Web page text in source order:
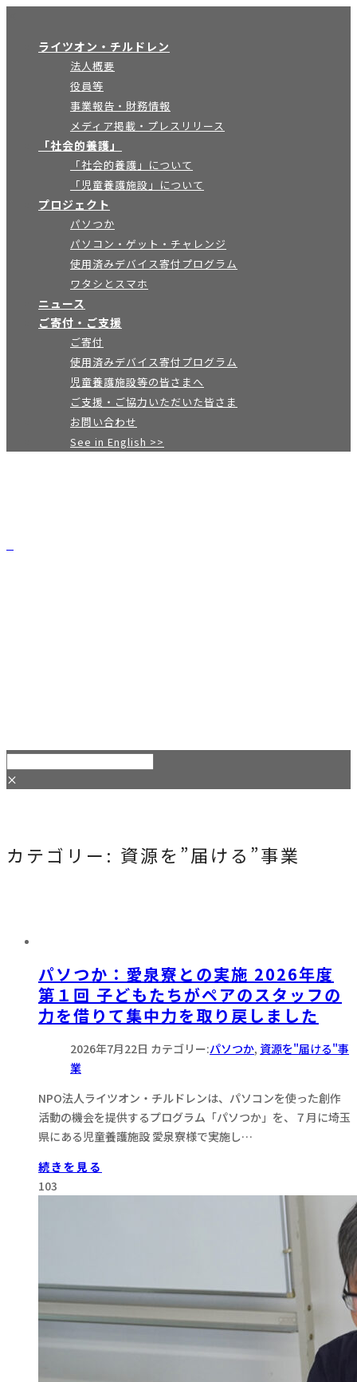
ライツオン・チルドレン
法人概要
役員等
事業報告・財務情報
メディア掲載・プレスリリース
「社会的養護」
「社会的養護」について
「児童養護施設」について
プロジェクト
パソつか
パソコン・ゲット・チャレンジ
使用済みデバイス寄付プログラム
ワタシとスマホ
ニュース
ご寄付・ご支援
ご寄付
使用済みデバイス寄付プログラム
児童養護施設等の皆さまへ
ご支援・ご協力いただいた皆さま
お問い合わせ
See in English >>
×
カテゴリー: 資源を”届ける”事業
パソつか：愛泉寮との実施 2026年度
第１回 子どもたちがペアのスタッフの
力を借りて集中力を取り戻しました
2026年7月22日 カテゴリー:パソつか, 資源を"届ける"事
業
NPO法人ライツオン・チルドレンは、パソコンを使った創作
活動の機会を提供するプログラム「パソつか」を、７月に埼玉
県にある児童養護施設 愛泉寮様で実施し…
続きを見る
103